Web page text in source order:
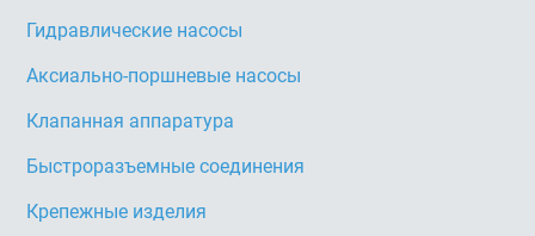
Гидравлические насосы
Аксиально-поршневые насосы
Клапанная аппаратура
Быстроразъемные соединения
Крепежные изделия